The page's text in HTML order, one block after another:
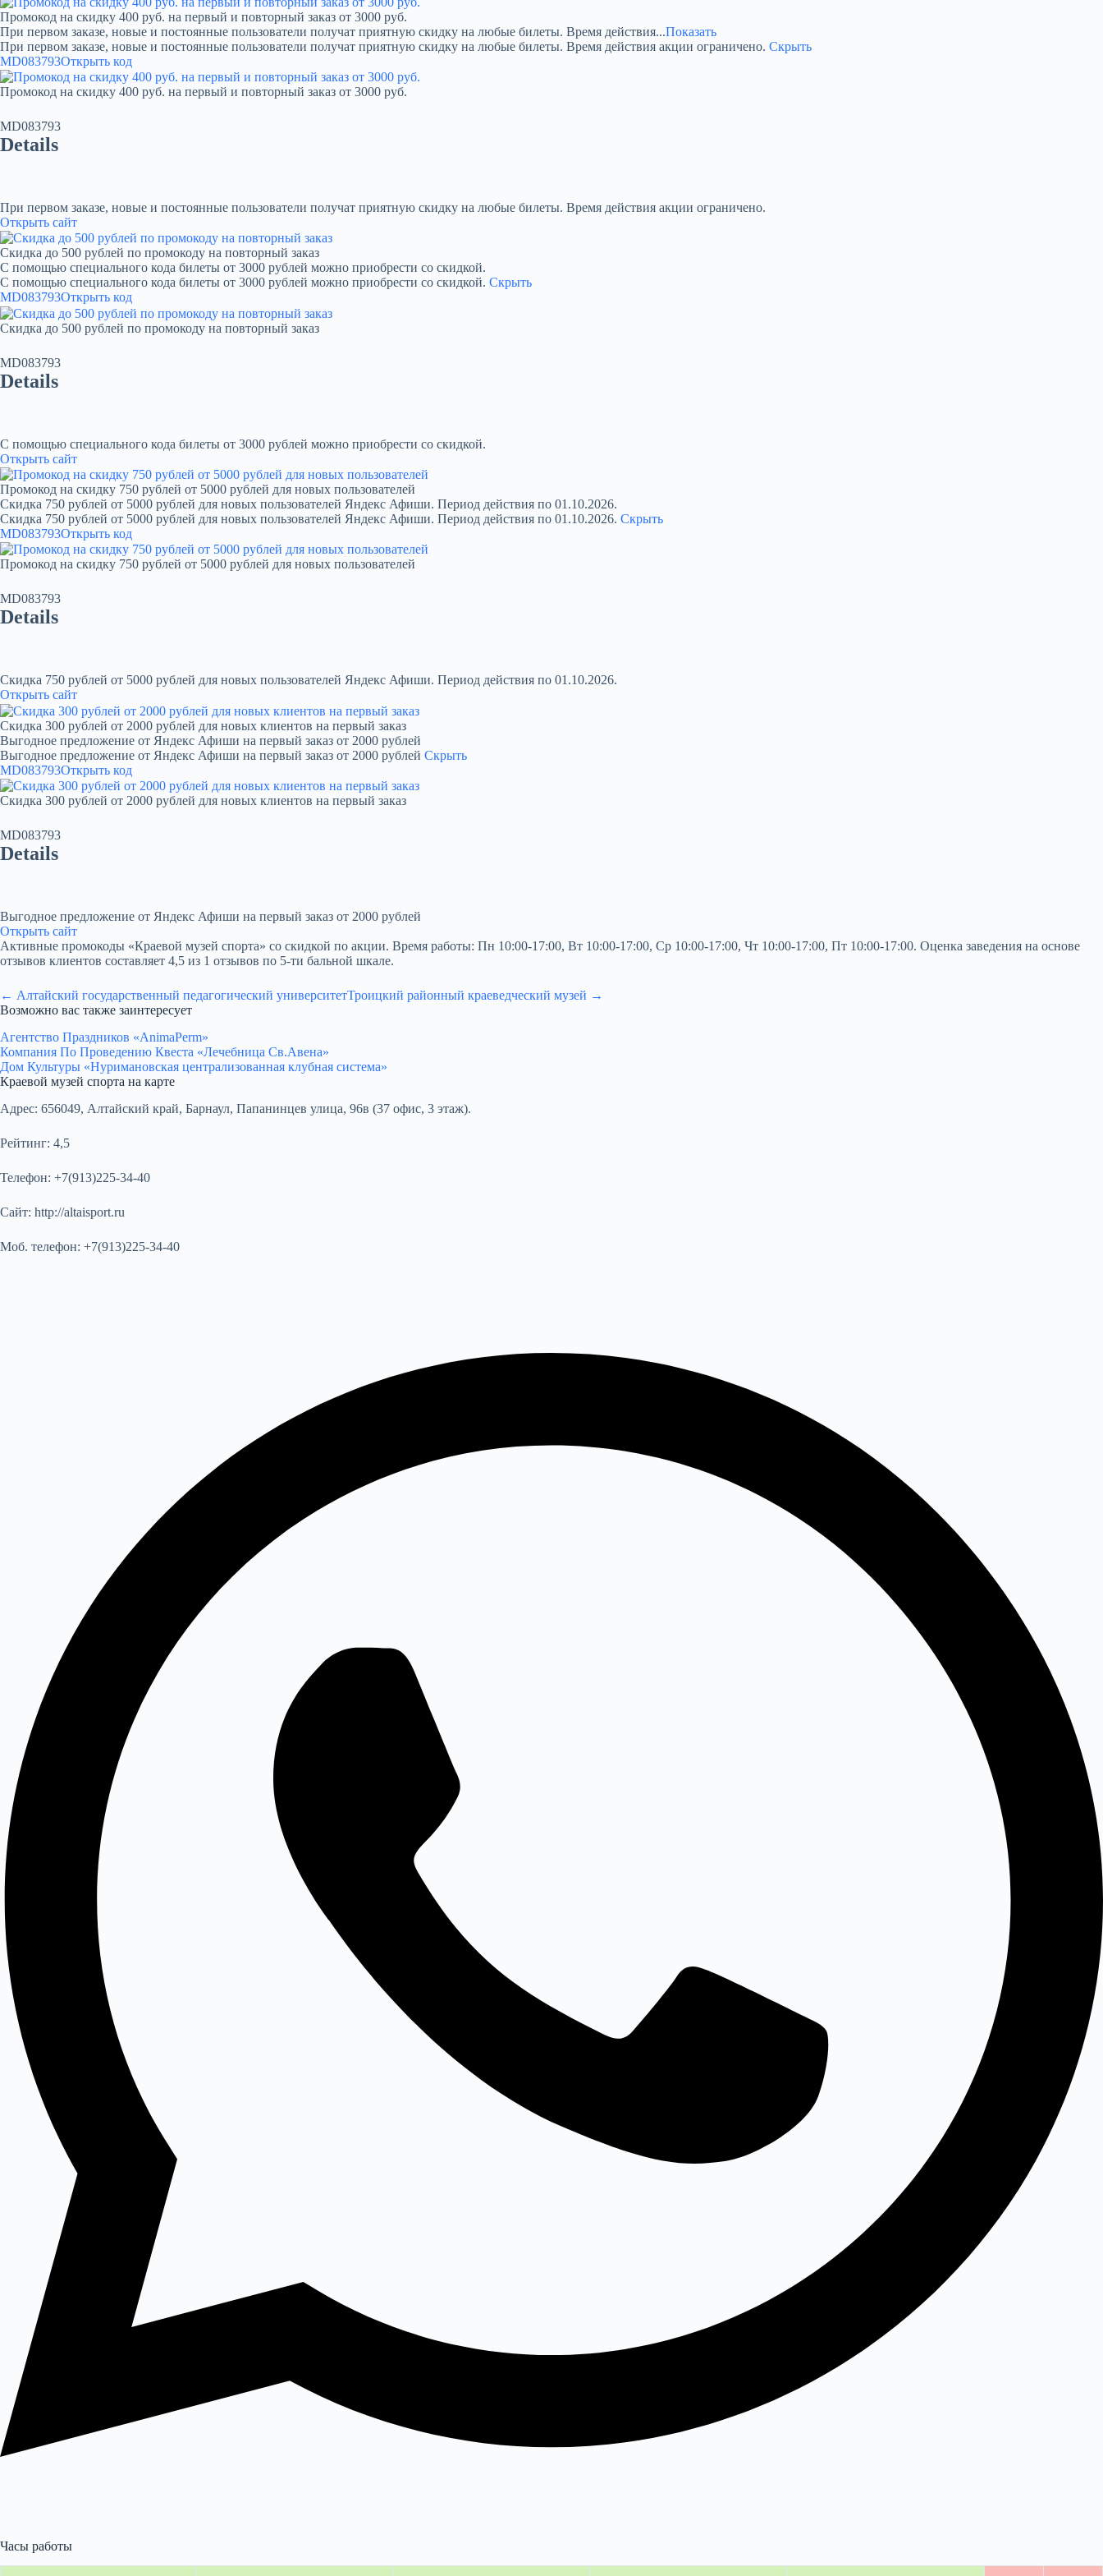
Промокод на скидку 400 руб. на первый и повторный заказ от 3000 руб.
При первом заказе, новые и постоянные пользователи получат приятную скидку на любые билеты. Время действия...Показать
При первом заказе, новые и постоянные пользователи получат приятную скидку на любые билеты. Время действия акции ограничено. Скрыть
MD083793Открыть код
Промокод на скидку 400 руб. на первый и повторный заказ от 3000 руб.
MD083793
Details
При первом заказе, новые и постоянные пользователи получат приятную скидку на любые билеты. Время действия акции ограничено.
Открыть сайт
Скидка до 500 рублей по промокоду на повторный заказ
С помощью специального кода билеты от 3000 рублей можно приобрести со скидкой.
С помощью специального кода билеты от 3000 рублей можно приобрести со скидкой. Скрыть
MD083793Открыть код
Скидка до 500 рублей по промокоду на повторный заказ
MD083793
Details
С помощью специального кода билеты от 3000 рублей можно приобрести со скидкой.
Открыть сайт
Промокод на скидку 750 рублей от 5000 рублей для новых пользователей
Скидка 750 рублей от 5000 рублей для новых пользователей Яндекс Афиши. Период действия по 01.10.2026.
Скидка 750 рублей от 5000 рублей для новых пользователей Яндекс Афиши. Период действия по 01.10.2026. Скрыть
MD083793Открыть код
Промокод на скидку 750 рублей от 5000 рублей для новых пользователей
MD083793
Details
Скидка 750 рублей от 5000 рублей для новых пользователей Яндекс Афиши. Период действия по 01.10.2026.
Открыть сайт
Скидка 300 рублей от 2000 рублей для новых клиентов на первый заказ
Выгодное предложение от Яндекс Афиши на первый заказ от 2000 рублей
Выгодное предложение от Яндекс Афиши на первый заказ от 2000 рублей Скрыть
MD083793Открыть код
Скидка 300 рублей от 2000 рублей для новых клиентов на первый заказ
MD083793
Details
Выгодное предложение от Яндекс Афиши на первый заказ от 2000 рублей
Открыть сайт
Активные промокоды «Краевой музей спорта» со скидкой по акции. Время работы: Пн 10:00-17:00, Вт 10:00-17:00, Ср 10:00-17:00, Чт 10:00-17:00, Пт 10:00-17:00. Оценка заведения на основе
отзывов клиентов составляет 4,5 из 1 отзывов по 5-ти бальной шкале.
← Алтайский государственный педагогический университетТроицкий районный краеведческий музей →
Возможно вас также заинтересует
Агентство Праздников «AnimaPerm»
Компания По Проведению Квеста «Лечебница Св.Авена»
Дом Культуры «Нуримановская централизованная клубная система»
Краевой музей спорта на карте
Адрес: 656049, Алтайский край, Барнаул, Папанинцев улица, 96в (37 офис, 3 этаж).
Рейтинг: 4,5
Телефон: +7(913)225-34-40
Сайт: http://altaisport.ru
Моб. телефон: +7(913)225-34-40
Часы работы